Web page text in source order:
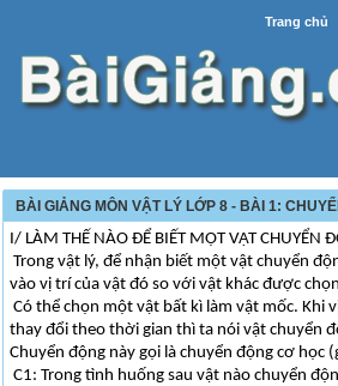
Trang chủ
BÀI GIẢNG MÔN VẬT LÝ LỚP 8 - BÀI 1:
I/ LÀM THẾ NÀO ĐỂ BIẾT MỘT VẬT CHUYỂN
Trong vật lý, để nhận biết một vật chuyển
vào vị trí của vật đó so với vật khác được
Có thể chọn một vật bất kì làm vật mốc. Khi
thay đổi theo thời gian thì ta nói vật chuyển
Chuyển động này gọi là chuyển động cơ học
C1: Trong tình huống sau vật nào chuyển